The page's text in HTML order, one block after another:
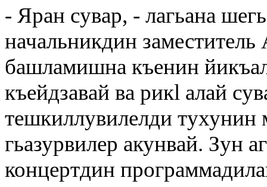
- Яран сувар, - лагьана
начальникдин
башламишна къенин
къейдзавай ва рикl алай
тешкиллувилелди тухунин
гьазурвилер акунвай. Зун
концертдин